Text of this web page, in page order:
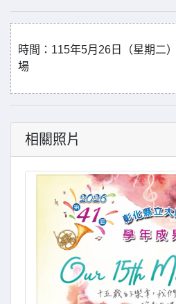
時間：115年5月26日（星期二
場
相關照片